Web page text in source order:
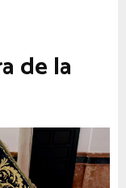
de la